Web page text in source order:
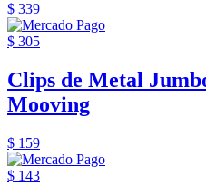
$ 339
$ 305
Clips de Metal
Mooving
$ 159
$ 143